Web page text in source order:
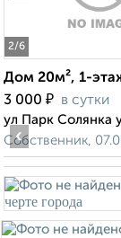
2/6
Дом 20м², 1-
3 000 ₽ в сутки
ул Парк Солянка
Собственник,
‹